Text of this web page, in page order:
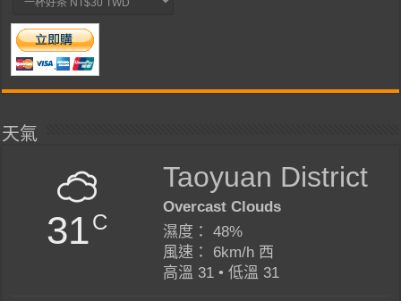
天氣
31C
Taoyuan District
Overcast Clouds
濕度： 48%
風速： 6km/h 西
高溫 31 • 低溫 31